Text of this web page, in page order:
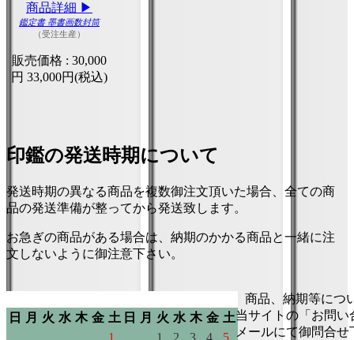
商品詳細 ▶
鑑定書 墨書画数封筒
（受注生産）
販売価格 :30,000
円 33,000円(税込)
印鑑の発送時期について
発送時期の異なる商品を複数御注文頂いた場合、全ての商
品の発送準備が整ってから発送致します。
お急ぎの商品がある場合は、納期のかかる商品と一緒に注
文しないように御注意下さい。